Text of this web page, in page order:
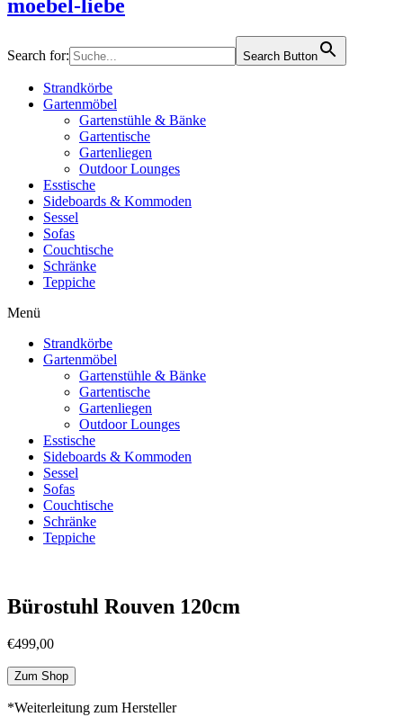
moebel-liebe
Search for: Search Button
Strandkörbe
Gartenmöbel
Gartenstühle & Bänke
Gartentische
Gartenliegen
Outdoor Lounges
Esstische
Sideboards & Kommoden
Sessel
Sofas
Couchtische
Schränke
Teppiche
Menü
Strandkörbe
Gartenmöbel
Gartenstühle & Bänke
Gartentische
Gartenliegen
Outdoor Lounges
Esstische
Sideboards & Kommoden
Sessel
Sofas
Couchtische
Schränke
Teppiche
Bürostuhl Rouven 120cm
€499,00
Zum Shop
*Weiterleitung zum Hersteller